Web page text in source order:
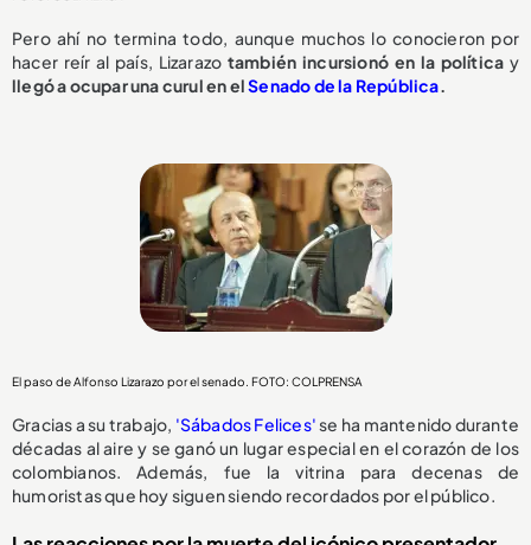
Pero ahí no termina todo, aunque muchos lo conocieron por
hacer reír al país, Lizarazo también incursionó en la política y
llegó a ocupar una curul en elSenado de la República
El paso de Alfonso Lizarazo por el senado. FOTO: COLPRENSA
Gracias a su trabajo, 'Sábados Felices' se ha mantenido durante
décadas al aire y se ganó un lugar especial en el corazón de los
colombianos. Además, fue la vitrina para decenas de
humoristas que hoy siguen siendo recordados por el público.